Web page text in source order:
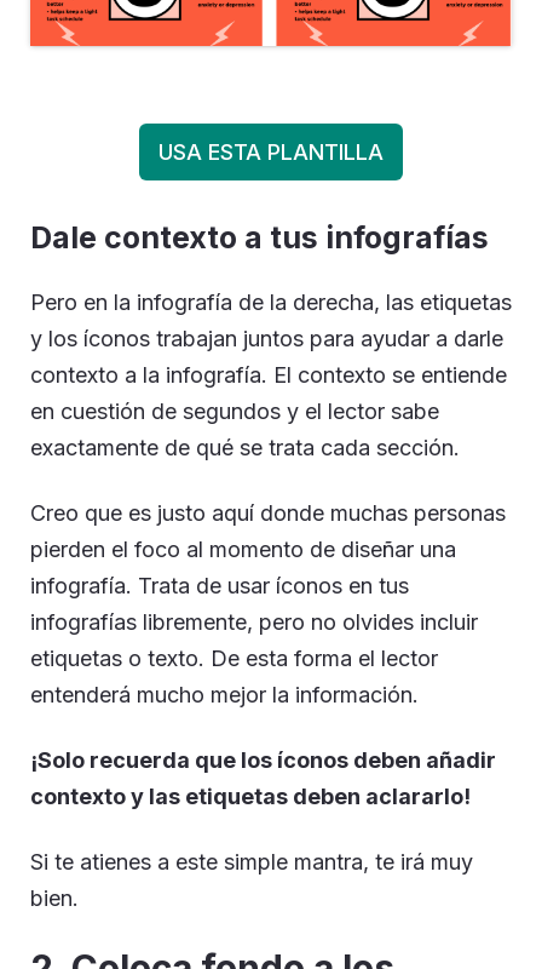
USA ESTA PLANTILLA
Dale contexto a tus infografías
Pero en la infografía de la derecha, las etiquetas
y los íconos trabajan juntos para ayudar a darle
contexto a la infografía. El contexto se entiende
en cuestión de segundos y el lector sabe
exactamente de qué se trata cada sección.
Creo que es justo aquí donde muchas personas
pierden el foco al momento de diseñar una
infografía. Trata de usar íconos en tus
infografías libremente, pero no olvides incluir
etiquetas o texto. De esta forma el lector
entenderá mucho mejor la información.
¡Solo recuerda que los íconos deben añadir
contexto y las etiquetas deben aclararlo!
Si te atienes a este simple mantra, te irá muy
bien.